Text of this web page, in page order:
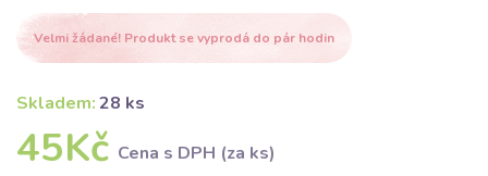
Velmi žádané! Produkt se vyprodá do pár hodin
Skladem:28 ks
45Kč Cena s DPH (za ks)